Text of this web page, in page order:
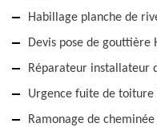
Habillage planche de
Devis pose de gouttière
Réparateur installateur
Urgence fuite de toiture
Ramonage de